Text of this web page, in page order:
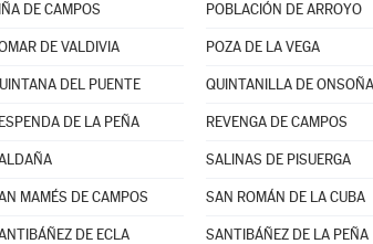
DE CAMPOS POBLACIÓN DE ARROYO
DE VALDIVIA POZA DE LA VEGA
DEL PUENTE QUINTANILLA DE ONSOÑA
DE LA PEÑA REVENGA DE CAMPOS
SALINAS DE PISUERGA
MAMÉS DE CAMPOS SAN ROMÁN DE LA CUBA
DE ECLA SANTIBÁÑEZ DE LA PEÑA